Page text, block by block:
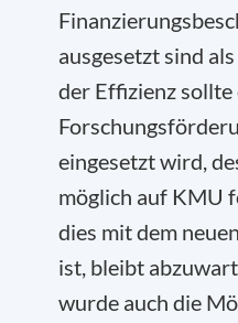
ausgesetzt sind
der Effizienz
eingesetzt wird,
möglich auf KMU
dies mit dem
ist, bleibt
wurde auch die